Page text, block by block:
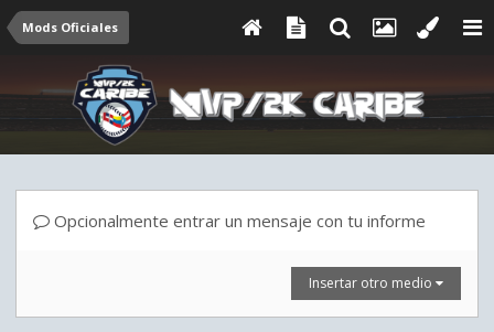
Mods Oficiales
Opcionalmente entrar un mensaje con tu informe
Insertar otro medio